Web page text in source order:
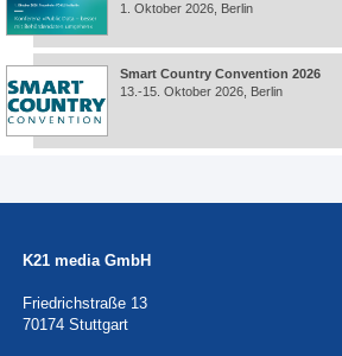
1. Oktober 2026, Berlin
Smart Country Convention 2026
13.-15. Oktober 2026, Berlin
K21 media GmbH
Friedrichstraße 13
70174 Stuttgart